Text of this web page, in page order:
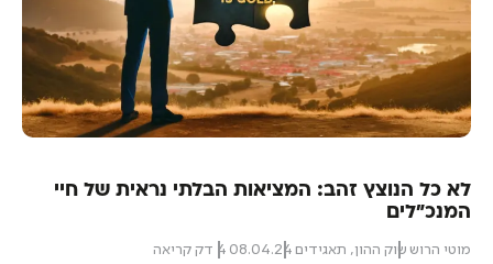
חיי
הטעות הנפוצה בגיוס חוב